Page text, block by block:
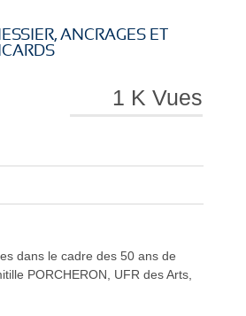
i
e
i
e
ANCRAGES ET
1 K Vues
dans le cadre des 50 ans de
PORCHERON, UFR des Arts,